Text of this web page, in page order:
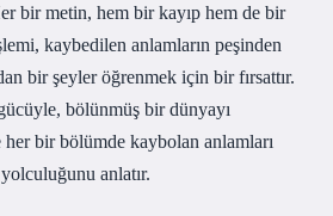
bir metin, hem bir kayıp hem de bir
kaybedilen anlamların peşinden
bir şeyler öğrenmek için bir fırsattır.
bölünmüş bir dünyayı
her bir bölümde kaybolan anlamları
anlatır.